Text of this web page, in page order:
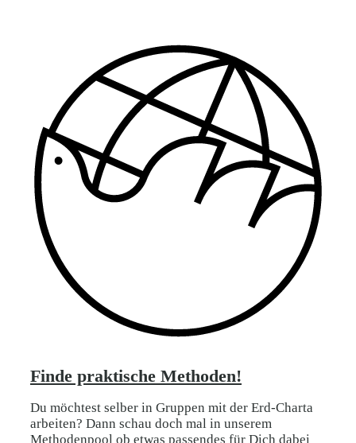
Finde praktische Methoden!
Du möchtest selber in Gruppen mit der Erd-Charta
arbeiten? Dann schau doch mal in unserem
Methodenpool ob etwas passendes für Dich dabei